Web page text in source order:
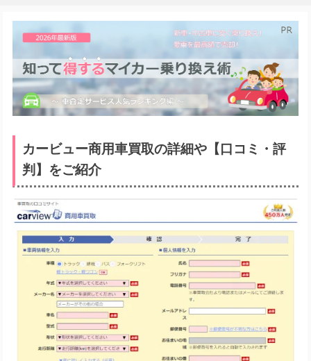
カービュー商用車買取の詳細や【口コミ・評
判】をご紹介